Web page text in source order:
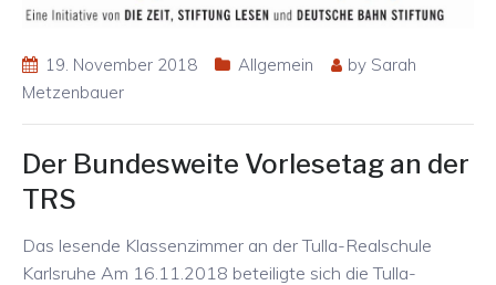
19. November 2018 Allgemein by Sarah
Metzenbauer
Der Bundesweite Vorlesetag an der
TRS
Das lesende Klassenzimmer an der Tulla-Realschule
Karlsruhe Am 16.11.2018 beteiligte sich die Tulla-